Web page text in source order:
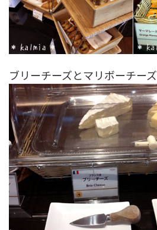
ブリーチーズとマリボーチーズ